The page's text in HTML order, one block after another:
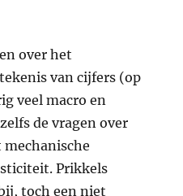
over het
van cijfers (op
veel macro en
de vragen over
Prikkels
toch een niet